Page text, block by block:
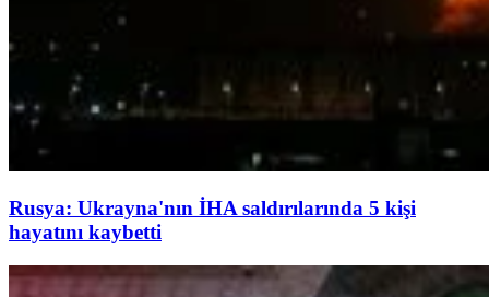
Rusya: Ukrayna'nın İHA saldırılarında 5 kişi
hayatını kaybetti